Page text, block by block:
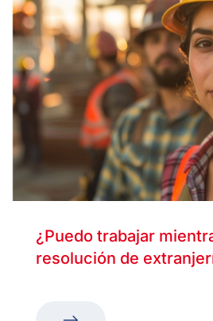
¿Puedo trabajar
resolución de